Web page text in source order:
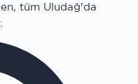
tüm Uludağ'da